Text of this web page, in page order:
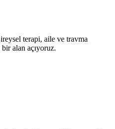
terapi, aile ve travma
bir alan açıyoruz.